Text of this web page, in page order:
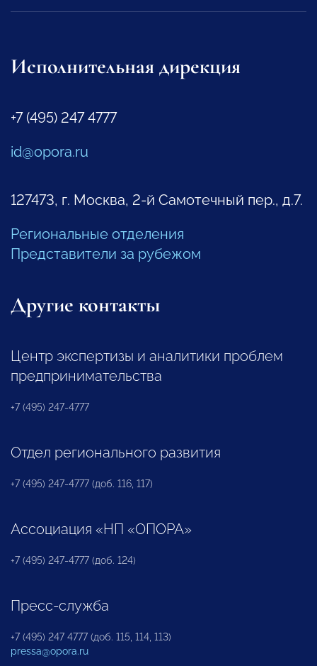
Исполнительная дирекция
+7 (495) 247 4777
id@opora.ru
127473, г. Москва, 2-й Самотечный пер., д.7.
Региональные отделения
Представители за рубежом
Другие контакты
Центр экспертизы и аналитики проблем
предпринимательства
+7 (495) 247-4777
Отдел регионального развития
+7 (495) 247-4777 (доб. 116, 117)
Ассоциация «НП «ОПОРА»
+7 (495) 247-4777 (доб. 124)
Пресс-служба
+7 (495) 247 4777 (доб. 115, 114, 113)
pressa@opora.ru